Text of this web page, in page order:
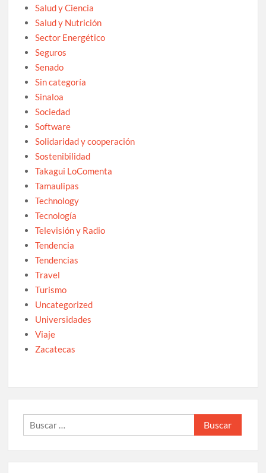
Salud y Ciencia
Salud y Nutrición
Sector Energético
Seguros
Senado
Sin categoría
Sinaloa
Sociedad
Software
Solidaridad y cooperación
Sostenibilidad
Takagui LoComenta
Tamaulipas
Technology
Tecnología
Televisión y Radio
Tendencia
Tendencias
Travel
Turismo
Uncategorized
Universidades
Viaje
Zacatecas
Buscar: